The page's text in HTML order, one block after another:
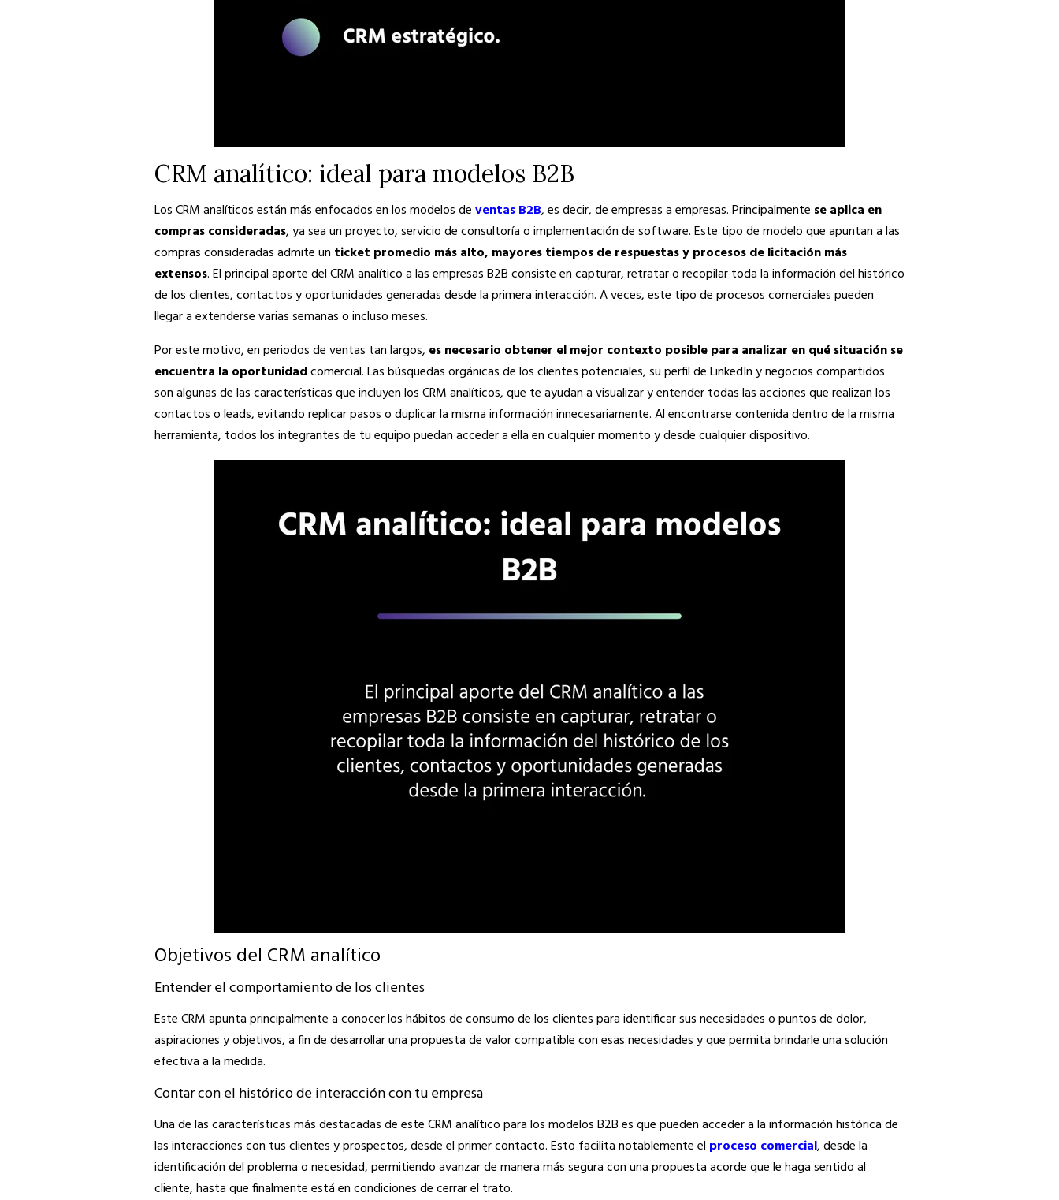
CRM analítico: ideal para modelos B2B
Los CRM analíticos están más enfocados en los modelos deventas B2B, es decir, de empresas a empresas. Principalmente se aplica en
compras consideradas, ya sea un proyecto, servicio de consultoría o implementación de software. Este tipo de modelo que apuntan a las
compras consideradas admite un ticket promedio más alto, mayores tiempos de respuestas y procesos de licitación más
extensos. El principal aporte del CRM analítico a las empresas B2B consiste en capturar, retratar o recopilar toda la información del histórico
de los clientes, contactos y oportunidades generadas desde la primera interacción. A veces, este tipo de procesos comerciales pueden
llegar a extenderse varias semanas o incluso meses.
Por este motivo, en periodos de ventas tan largos, es necesario obtener el mejor contexto posible para analizar en qué situación se
encuentra la oportunidadcomercial. Las búsquedas orgánicas de los clientes potenciales, su perfil de LinkedIn y negocios compartidos
son algunas de las características que incluyen los CRM analíticos, que te ayudan a visualizar y entender todas las acciones que realizan los
contactos o leads, evitando replicar pasos o duplicar la misma información innecesariamente. Al encontrarse contenida dentro de la misma
herramienta, todos los integrantes de tu equipo puedan acceder a ella en cualquier momento y desde cualquier dispositivo.
Objetivos del CRM analítico
Entender el comportamiento de los clientes
Este CRM apunta principalmente a conocer loshábitos de consumo de los clientespara identificar sus necesidades o puntos de dolor,
aspiraciones y objetivos, a fin de desarrollar una propuesta de valor compatible con esas necesidades y que permita brindarle una solución
efectiva a la medida.
Contar con el histórico de interacción con tu empresa
Una de las características más destacadas de este CRM analítico para los modelos B2B es que pueden acceder a la información histórica de
las interacciones con tus clientes y prospectos, desde el primer contacto. Esto facilita notablemente el proceso comercial, desde la
identificación del problema o necesidad, permitiendo avanzar de manera más segura con una propuesta acorde que le haga sentido al
cliente, hasta que finalmente está en condiciones de cerrar el trato.